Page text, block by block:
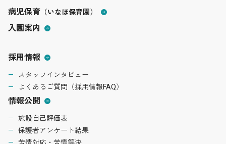
病児保育 （いなほ保育園）
入園案内
採用情報
スタッフインタビュー
よくあるご質問（採用情報FAQ）
情報公開
施設自己評価表
保護者アンケート結果
苦情対応・苦情解決